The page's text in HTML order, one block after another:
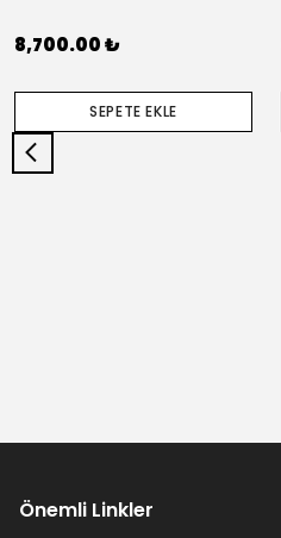
8,700.00 ₺
SEPETE EKLE
Önemli Linkler